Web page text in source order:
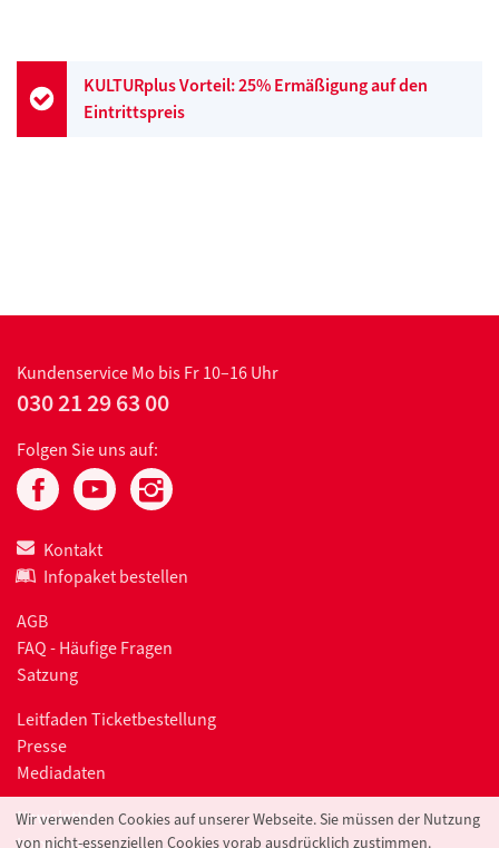
KULTURplus Vorteil: 25% Ermäßigung auf den
Eintrittspreis
KundenserviceMo bis Fr 10–16 Uhr
030 21 29 63 00
Folgen Sie uns auf:
Kontakt
Infopaket bestellen
AGB
FAQ - Häufige Fragen
Satzung
Leitfaden Ticketbestellung
Presse
Mediadaten
Newsletter
Wir verwenden Cookies auf unserer Webseite. Sie müssen der Nutzung
von nicht-essenziellen Cookies vorab ausdrücklich zustimmen.